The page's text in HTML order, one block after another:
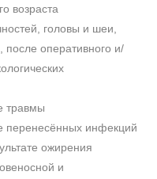
возраста
головы и шеи,
оперативного и/
травмы
перенесённых инфекций
ожирения
и